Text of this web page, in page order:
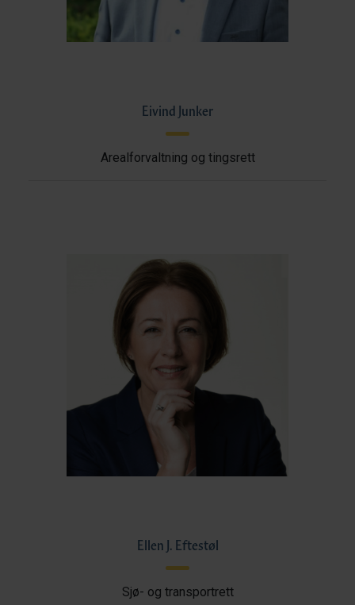
Eivind Junker
Arealforvaltning og tingsrett
Ellen J. Eftestøl
Sjø- og transportrett